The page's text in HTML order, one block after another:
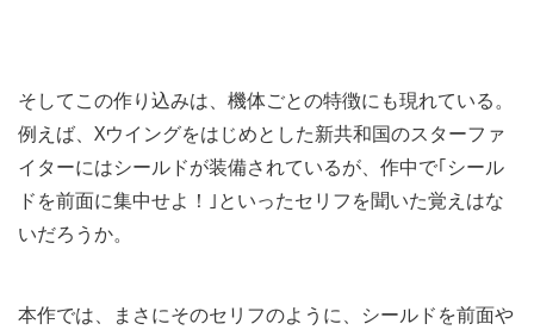
そしてこの作り込みは、機体ごとの特徴にも現れている。
例えば、Xウイングをはじめとした新共和国のスターファ
イターにはシールドが装備されているが、作中で｢シール
ドを前面に集中せよ！｣といったセリフを聞いた覚えはな
いだろうか。
本作では、まさにそのセリフのように、シールドを前面や